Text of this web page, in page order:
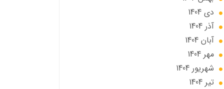
دی 1404
آذر 1404
آبان 1404
مهر 1404
شهریور 1404
تير 1404